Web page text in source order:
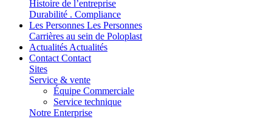
Histoire de l’entreprise
Durabilité . Compliance
Les Personnes Les Personnes
Carrières au sein de Poloplast
Actualités Actualités
Contact Contact
Sites
Service & vente
Équipe Commerciale
Service technique
Notre Enterprise